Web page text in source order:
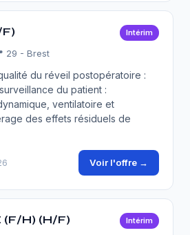
Intérim
29 - Brest
du réveil postopératoire :
du patient :
ventilatoire et
des effets résiduels de
Voir l'offre →
(F/H) (H/F) Intérim